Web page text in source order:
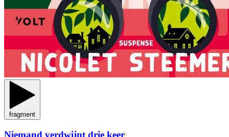
fragment
Niemand verdwijnt drie keer